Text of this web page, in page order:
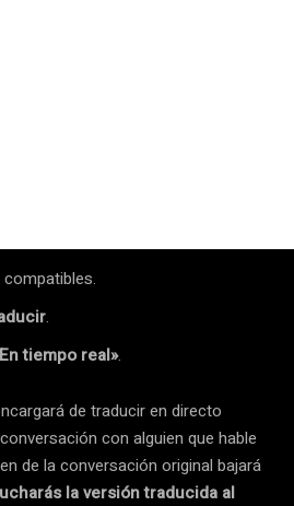
.
tiempo real».
de traducir en directo
con alguien que hable
de la conversación original bajará
la versión traducida al